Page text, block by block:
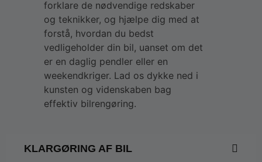
forklare de nødvendige redskaber
og teknikker, og hjælpe dig med at
forstå, hvordan du bedst
vedligeholder din bil, uanset om det
er en daglig pendler eller en
weekendkriger. Lad os dykke ned i
kunsten og videnskaben bag
effektiv bilrengøring.
KLARGØRING AF BIL